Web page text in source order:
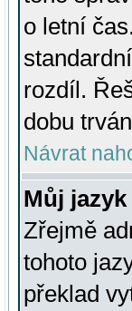
o letní
rozdíl.
dobu
Návrat
Můj
Zřejmě
tohoto
překlad